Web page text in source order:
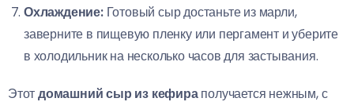
Охлаждение:Готовый сыр достаньте из марли,
заверните в пищевую пленку или пергамент и уберите
в холодильник на несколько часов для застывания.
Этотдомашний сыр из кефираполучается нежным, с